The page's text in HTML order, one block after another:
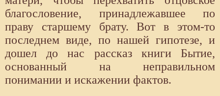
благословение, принадлежавшее по
праву старшему брату. Вот в этом-то
последнем виде, по нашей гипотезе, и
дошел до нас рассказ книги Бытие,
основанный на неправильном
понимании и искажении фактов.